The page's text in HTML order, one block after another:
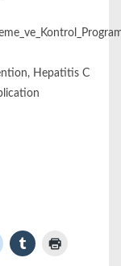
Hepatitis C